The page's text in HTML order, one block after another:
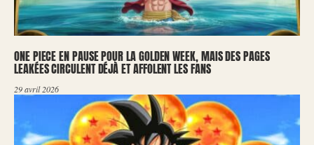
ONE PIECE EN PAUSE POUR LA GOLDEN WEEK, MAIS DES PAGES
LEAKÉES CIRCULENT DÉJÀ ET AFFOLENT LES FANS
29 avril 2026